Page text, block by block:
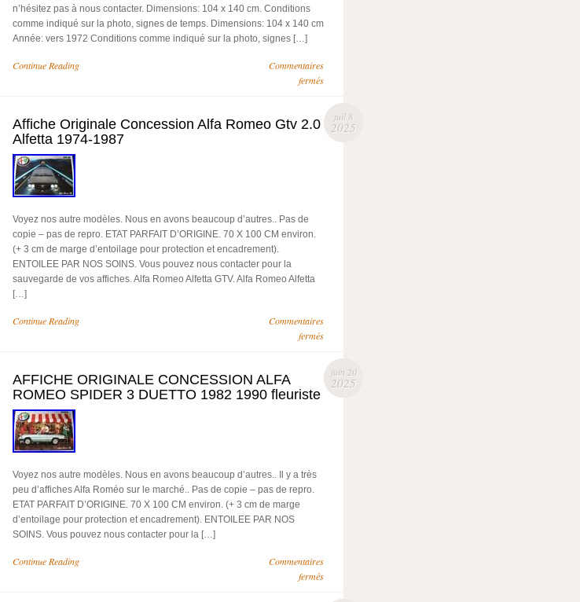
n’hésitez pas à nous contacter. Dimensions: 104 x 140 cm. Conditions
comme indiqué sur la photo, signes de temps. Dimensions: 104 x 140 cm
Année: vers 1972 Conditions comme indiqué sur la photo, signes […]
Continue Reading
Commentaires
fermés
juil 8
2025
Affiche Originale Concession Alfa Romeo Gtv 2.0
Alfetta 1974-1987
Voyez nos autre modèles. Nous en avons beaucoup d’autres.. Pas de
copie – pas de repro. ETAT PARFAIT D’ORIGINE. 70 X 100 CM environ.
(+ 3 cm de marge d’entoilage pour protection et encadrement).
ENTOILEE PAR NOS SOINS. Vous pouvez nous contacter pour la
sauvegarde de vos affiches. Alfa Romeo Alfetta GTV. Alfa Romeo Alfetta
[…]
Continue Reading
Commentaires
fermés
juin 20
2025
AFFICHE ORIGINALE CONCESSION ALFA
ROMEO SPIDER 3 DUETTO 1982 1990 fleuriste
Voyez nos autre modèles. Nous en avons beaucoup d’autres.. Il y a très
peu d’affiches Alfa Roméo sur le marché.. Pas de copie – pas de repro.
ETAT PARFAIT D’ORIGINE. 70 X 100 CM environ. (+ 3 cm de marge
d’entoilage pour protection et encadrement). ENTOILEE PAR NOS
SOINS. Vous pouvez nous contacter pour la […]
Continue Reading
Commentaires
fermés